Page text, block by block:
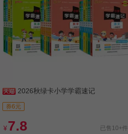
2026秋绿卡小学学霸速记
券6元
¥ 7.8 已售10+件